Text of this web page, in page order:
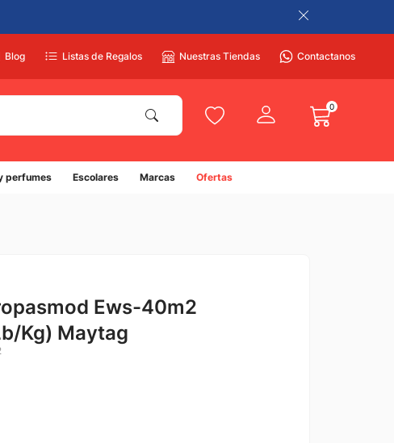
Blog Listas de Regalos Nuestras Tiendas Contactanos
0
perfumes Escolares Marcas Ofertas
Ews-40m2
Kg) Maytag